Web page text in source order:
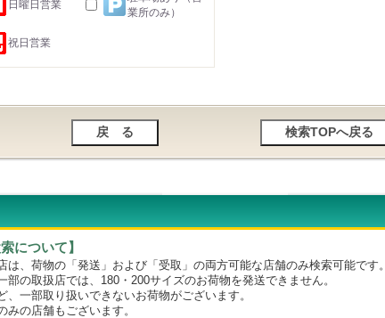
日曜日営業
業所のみ）
祝日営業
について】
、荷物の「発送」および「受取」の両方可能な店舗のみ検索可能です。
取扱店では、180・200サイズのお荷物を発送できません。
部取り扱いできないお荷物がございます。
の店舗もございます。